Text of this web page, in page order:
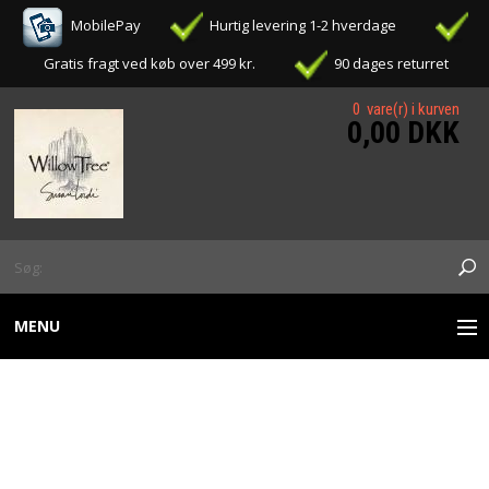
MobilePay
Hurtig levering 1-2 hverdage
Gratis fragt ved køb over 499 kr.
90 dages returret
0 vare(r) i kurven
0,00 DKK
MENU